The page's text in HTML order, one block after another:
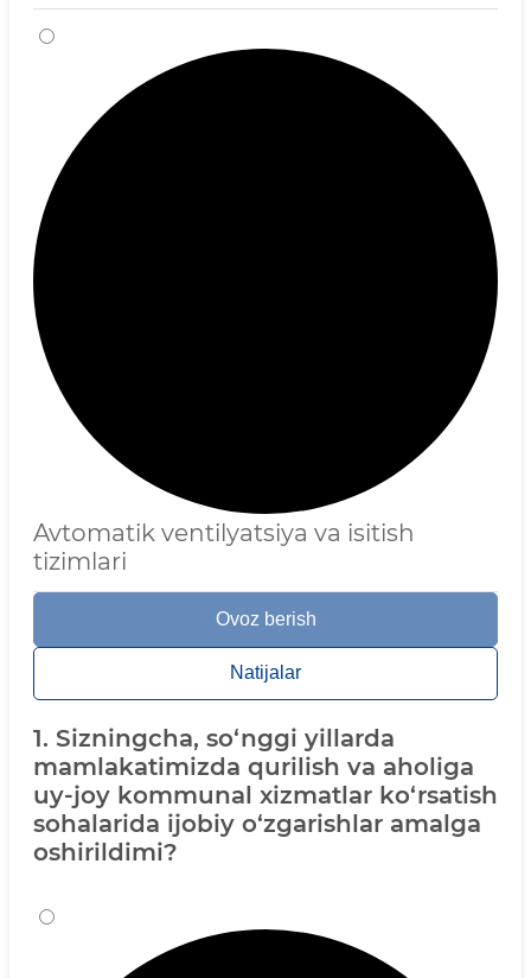
Avtomatik ventilyatsiya va isitish
tizimlari
Ovoz berish
Natijalar
1. Sizningcha, so‘nggi yillarda
mamlakatimizda qurilish va aholiga
uy-joy kommunal xizmatlar ko‘rsatish
sohalarida ijobiy o‘zgarishlar amalga
oshirildimi?